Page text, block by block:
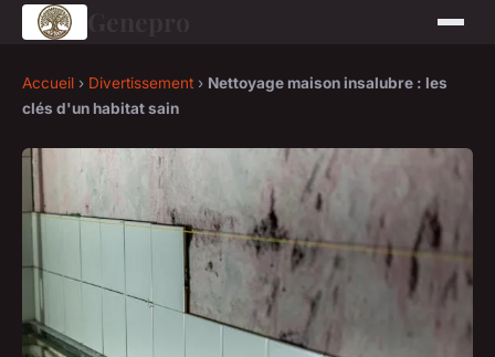
Accueil › Divertissement › Nettoyage maison insalubre : les
clés d'un habitat sain